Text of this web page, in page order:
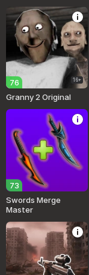
76 16+
Granny 2 Original
73
Swords Merge
Master